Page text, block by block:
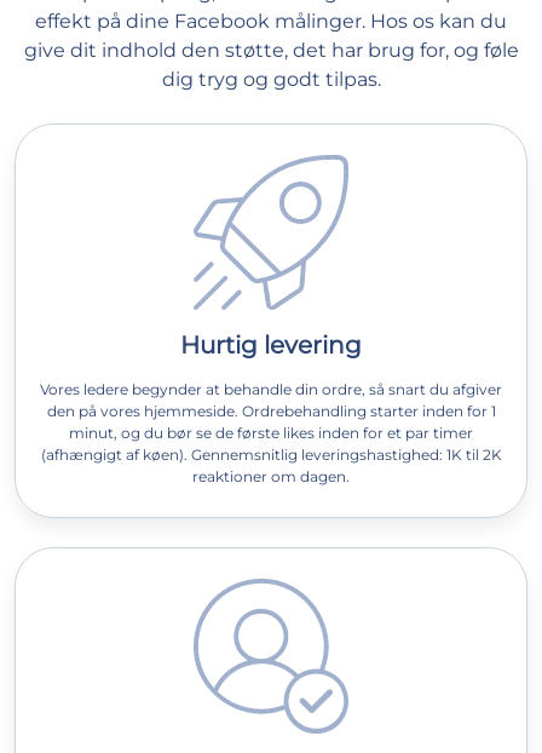
effekt på dine Facebook målinger. Hos os kan du
give dit indhold den støtte, det har brug for, og føle
dig tryg og godt tilpas.
Hurtig levering
Vores ledere begynder at behandle din ordre, så snart du afgiver
den på vores hjemmeside. Ordrebehandling starter inden for 1
minut, og du bør se de første likes inden for et par timer
(afhængigt af køen). Gennemsnitlig leveringshastighed: 1K til 2K
reaktioner om dagen.